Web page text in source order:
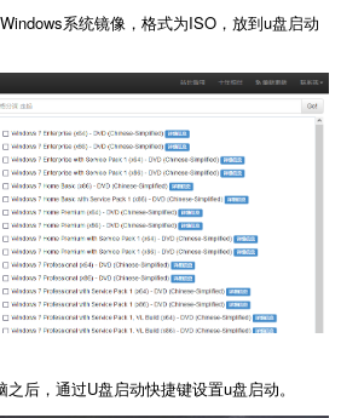
系统镜像，格式为ISO，放到u盘启动
后，通过U盘启动快捷键设置u盘启动。